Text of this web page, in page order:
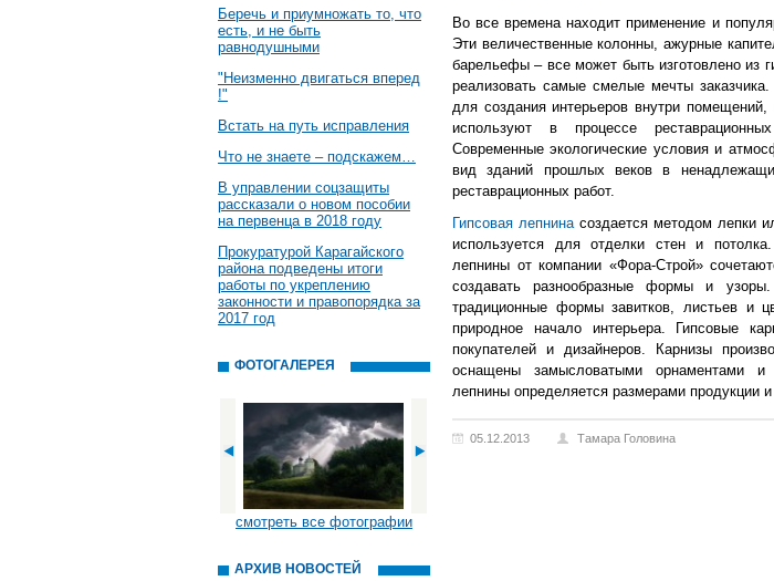
Беречь и приумножать то, что
есть, и не быть
равнодушными
"Неизменно двигаться вперед
!"
Встать на путь исправления
Что не знаете – подскажем…
В управлении соцзащиты
рассказали о новом пособии
на первенца в 2018 году
Прокуратурой Карагайского
района подведены итоги
работы по укреплению
законности и правопорядка за
2017 год
ФОТОГАЛЕРЕЯ
смотреть все фотографии
АРХИВ НОВОСТЕЙ
Во все времена находит применение и
Эти величественные колонны, ажурные
барельефы – все может быть изготовлено из
реализовать самые смелые мечты
для создания интерьеров внутри
используют в процессе
Современные экологические условия и
вид зданий прошлых веков в
реставрационных работ.
Гипсовая лепнинасоздается методом лепки
используется для отделки стен и
лепнины от компании «Фора-Строй»
создавать разнообразные формы и
традиционные формы завитков, листьев и
природное начало интерьера. Гипсовые
покупателей и дизайнеров. Карнизы
оснащены замысловатыми орнаментами
лепнины определяется размерами продукции
05.12.2013 Тамара Головина